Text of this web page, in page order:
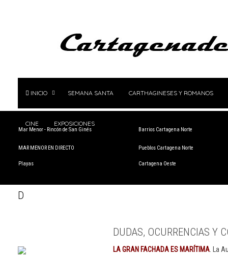
INICIO SEMANA SANTA CARTHAGINESES Y ROMANOS
CINE EXPOSICIONES
Mar Menor - Rincón de San Ginés
MAR MENOR EN DIRECTO
Playas
Barrios Cartagena Norte
Pueblos Cartagena Norte
Cartagena Oeste
D
DUDAS, OCURRENCIAS Y
LA GRAN FACHADA ES MARÍTIMA . La